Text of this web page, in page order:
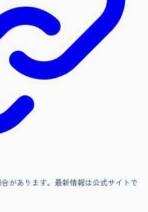
があります。最新情報は公式サイトで